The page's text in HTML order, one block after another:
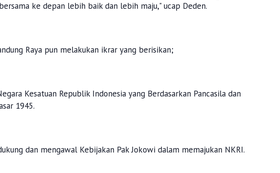
ke depan lebih baik dan lebih maju," ucap Deden.
Raya pun melakukan ikrar yang berisikan;
Kesatuan Republik Indonesia yang Berdasarkan Pancasila dan
1945.
dan mengawal Kebijakan Pak Jokowi dalam memajukan NKRI.